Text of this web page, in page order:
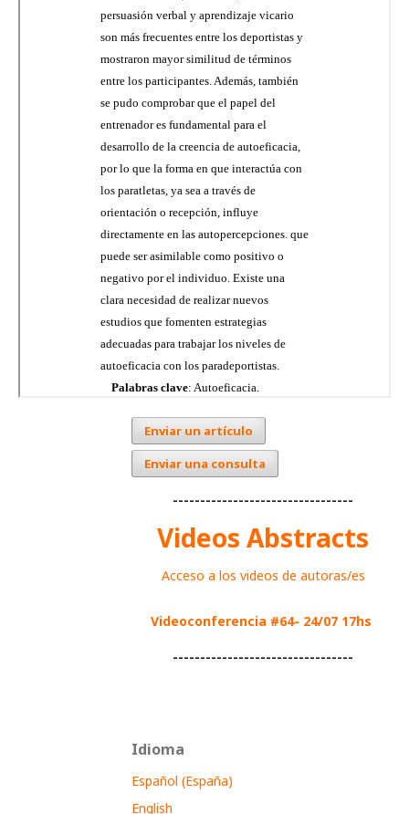
Enviar un artículo
Enviar una consulta
---------------------------------
Videos Abstracts
Acceso a los videos de autoras/es
Videoconferencia #64- 24/07 17hs
---------------------------------
Idioma
Español (España)
English